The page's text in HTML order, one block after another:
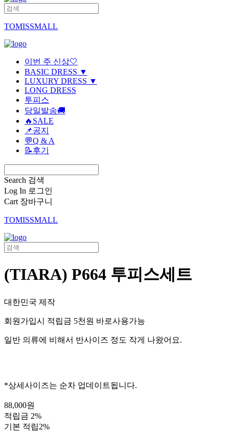
TOMISSMALL
이번 주 신상🤍
BASIC DRESS ▼
LUXURY DRESS ▼
LONG DRESS
투피스
당일발송🚚
🔥SALE
📌공지
💬Q & A
📝후기
Search 검색
Log In 로그인
Cart 장바구니
TOMISSMALL
(TIARA) P664 투피스세트
대한민국 제작
회원가입시 적립금 5천원 바로사용가능
일반 의류에 비해서 반사이즈 정도 작게 나왔어요.
*상세사이즈는 순차 업데이트됩니다.
88,000원
적립금 2%
기본 적립2%